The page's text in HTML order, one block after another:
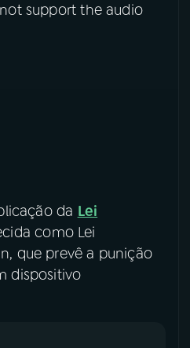
support the audio
da Lei
como Lei
que prevê a punição
dispositivo